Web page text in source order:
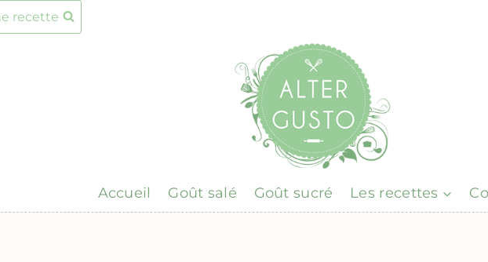
recette
Accueil Goût salé Goût sucré Les recettes